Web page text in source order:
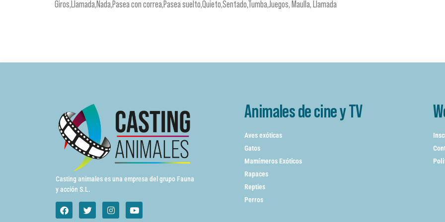
Giros,Llamada,Nada,Pasea con correa,Pasea suelto,Quieto,Sentado,Tumba,Juegos, Maulla, Llamada
Casting animales es una empresa del grupo Fauna
y acción S.L.
Animales de cine y TV
Aves exóticas
Gatos
Mamímeros Exóticos
Rapaces
Repties
Perros